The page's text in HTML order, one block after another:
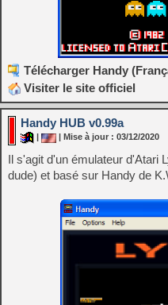
Télécharger Handy
Visiter le site officiel
Handy HUB v0.99a
| Mise à jour : 03/12/2020
Il s'agit d'un émulateur d'Atari
dude) et basé sur Handy de